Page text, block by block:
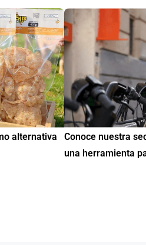
y Empleo:
IMME realiza la 2ª
de Educación